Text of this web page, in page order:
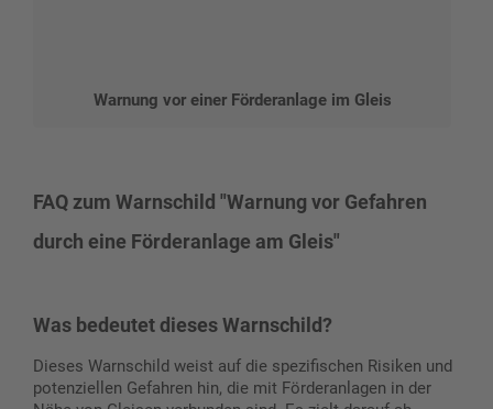
Warnung vor einer Förderanlage im Gleis
FAQ zum Warnschild "Warnung vor Gefahren
durch eine Förderanlage am Gleis"
Was bedeutet dieses Warnschild?
Dieses Warnschild weist auf die spezifischen Risiken und
potenziellen Gefahren hin, die mit Förderanlagen in der